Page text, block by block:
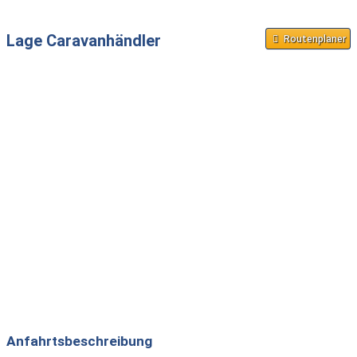
Lage Caravanhändler Routenplaner
Anfahrtsbeschreibung